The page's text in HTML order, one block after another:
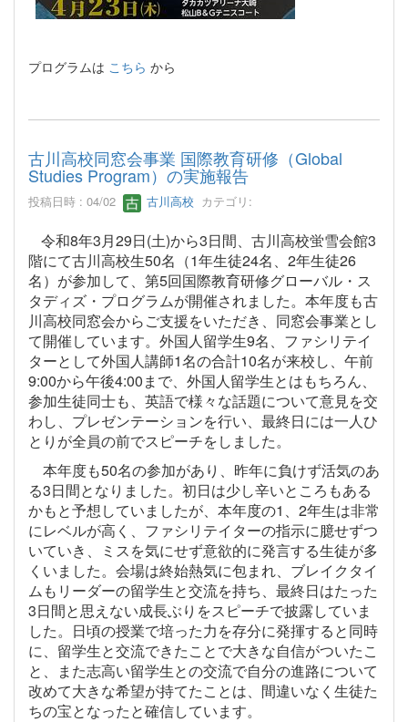
プログラムは こちら から
古川高校同窓会事業 国際教育研修（Global
Studies Program）の実施報告
投稿日時 : 04/02 古川高校 カテゴリ:
令和8年3月29日(土)から3日間、古川高校蛍雪会館3
階にて古川高校生50名（1年生徒24名、2年生徒26
名）が参加して、第5回国際教育研修グローバル・ス
タディズ・プログラムが開催されました。本年度も古
川高校同窓会からご支援をいただき、同窓会事業とし
て開催しています。外国人留学生9名、ファシリテイ
ターとして外国人講師1名の合計10名が来校し、午前
9:00から午後4:00まで、外国人留学生とはもちろん、
参加生徒同士も、英語で様々な話題について意見を交
わし、プレゼンテーションを行い、最終日には一人ひ
とりが全員の前でスピーチをしました。
本年度も50名の参加があり、昨年に負けず活気のあ
る3日間となりました。初日は少し辛いところもある
かもと予想していましたが、本年度の1、2年生は非常
にレベルが高く、ファシリテイターの指示に臆せずつ
いていき、ミスを気にせず意欲的に発言する生徒が多
くいました。会場は終始熱気に包まれ、ブレイクタイ
ムもリーダーの留学生と交流を持ち、最終日はたった
3日間と思えない成長ぶりをスピーチで披露していま
した。日頃の授業で培った力を存分に発揮すると同時
に、留学生と交流できたことで大きな自信がついたこ
と、また志高い留学生との交流で自分の進路について
改めて大きな希望が持てたことは、間違いなく生徒た
ちの宝となったと確信しています。